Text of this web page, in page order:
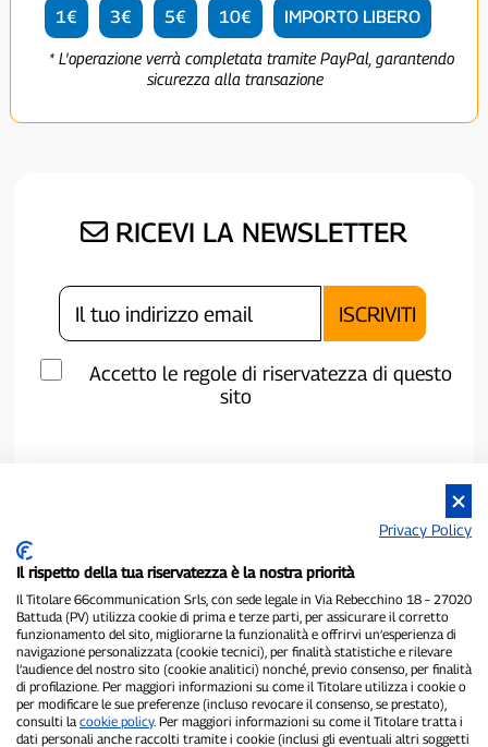
1€ 3€ 5€ 10€ IMPORTO LIBERO
* L'operazione verrà completata tramite PayPal, garantendo
sicurezza alla transazione
RICEVI LA NEWSLETTER
Accetto le regole di riservatezza di questo
sito
P300.it è una Testata Giornalistica indipendente
Registrazione numero 1/2021 del 1/2/2021 - Tribunale di Pavia
Proprietario ed editore:66communication Srls- P.IVA
02798890188
Privacy Policy
Il rispetto della tua riservatezza è la nostra priorità
Il Titolare 66communication Srls, con sede legale in Via Rebecchino 18 – 27020
Battuda (PV) utilizza cookie di prima e terze parti, per assicurare il corretto
funzionamento del sito, migliorarne la funzionalità e offrirvi un’esperienza di
navigazione personalizzata (cookie tecnici), per finalità statistiche e rilevare
l’audience del nostro sito (cookie analitici) nonché, previo consenso, per finalità
di profilazione. Per maggiori informazioni su come il Titolare utilizza i cookie o
per modificare le sue preferenze (incluso revocare il consenso, se prestato),
consulti la cookie policy. Per maggiori informazioni su come il Titolare tratta i
dati personali anche raccolti tramite i cookie (inclusi gli eventuali altri soggetti